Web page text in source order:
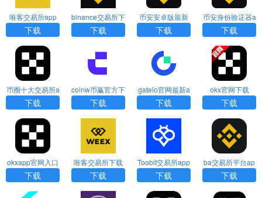
唯客交易所app
下载
下载
binance交易所下
载
下载
币安安卓版最新
版
下载
币安身份验证器a
pp下载
下载
币圈十大交易所a
pp下载2026新版
下载
coinw币赢官方下
载APP
下载
gateio官网最新a
pp下载
下载
okx官网下载
下载
okxapp官网入口
下载
下载
唯客交易所下载
官网app
下载
Toobit交易所app
官方版下载
下载
ba交易所平台ap
p下载
下载